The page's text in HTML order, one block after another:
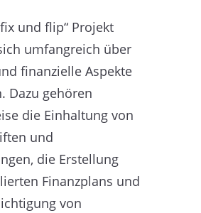
und flip“ Projekt
umfangreich über
finanzielle Aspekte
Dazu gehören
die Einhaltung von
und
die Erstellung
Finanzplans und
von